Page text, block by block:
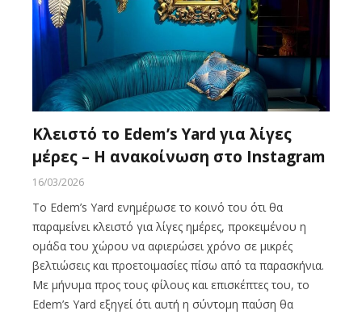
Κλειστό το Edem’s Yard για λίγες
μέρες – Η ανακοίνωση στο Instagram
16/03/2026
Το Edem’s Yard ενημέρωσε το κοινό του ότι θα
παραμείνει κλειστό για λίγες ημέρες, προκειμένου η
ομάδα του χώρου να αφιερώσει χρόνο σε μικρές
βελτιώσεις και προετοιμασίες πίσω από τα παρασκήνια.
Με μήνυμα προς τους φίλους και επισκέπτες του, το
Edem’s Yard εξηγεί ότι αυτή η σύντομη παύση θα